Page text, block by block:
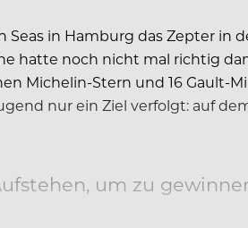
in Hamburg das Zepter in
hatte noch nicht mal richtig
Michelin-Stern und 16 Gault-
nur ein Ziel verfolgt: auf
um zu